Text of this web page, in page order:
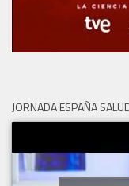
JORNADA ESPAÑA